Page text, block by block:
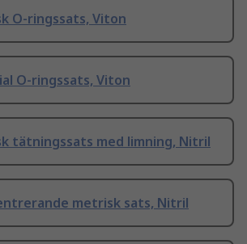
O-ringssats, Viton
O-ringssats, Viton
tätningssats med limning, Nitril
metrisk sats, Nitril